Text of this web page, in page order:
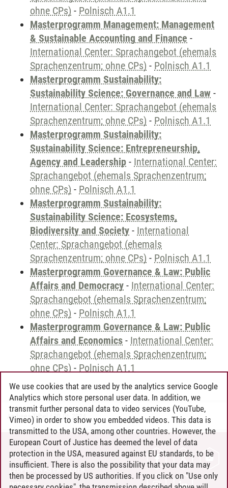
ohne CPs) - Polnisch A1.1
Masterprogramm Management: Management
& Sustainable Accounting and Finance -
International Center: Sprachangebot (ehemals
Sprachenzentrum; ohne CPs) - Polnisch A1.1
Masterprogramm Sustainability:
Sustainability Science: Governance and Law -
International Center: Sprachangebot (ehemals
Sprachenzentrum; ohne CPs) - Polnisch A1.1
Masterprogramm Sustainability:
Sustainability Science: Entrepreneurship,
Agency and Leadership - International Center:
Sprachangebot (ehemals Sprachenzentrum;
ohne CPs) - Polnisch A1.1
Masterprogramm Sustainability:
Sustainability Science: Ecosystems,
Biodiversity and Society - International
Center: Sprachangebot (ehemals
Sprachenzentrum; ohne CPs) - Polnisch A1.1
Masterprogramm Governance & Law: Public
Affairs and Democracy - International Center:
Sprachangebot (ehemals Sprachenzentrum;
ohne CPs) - Polnisch A1.1
Masterprogramm Governance & Law: Public
Affairs and Economics - International Center:
Sprachangebot (ehemals Sprachenzentrum;
ohne CPs) - Polnisch A1.1
Andreea Tribel 30.06.2024
CONTACT
LEUPHANA AS EMPLOYER
INTRANET
We use cookies that are used by the analytics service Google
Analytics which store personal user data. In addition, we
transmit further personal data to video services (YouTube,
Vimeo) in order to show you embedded videos. This data is
transmitted to the USA, among other countries. However, the
European Court of Justice has deemed the level of data
protection in the USA, measured against EU standards, to be
insufficient. There is also the possibility that your data may
then be processed by US authorities. If you click on "Use only